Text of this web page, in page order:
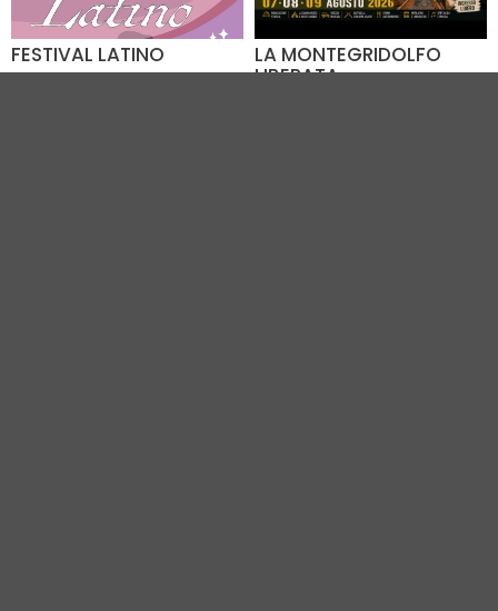
FESTIVAL LATINO LA MONTEGRIDOLFO
LIBERATA